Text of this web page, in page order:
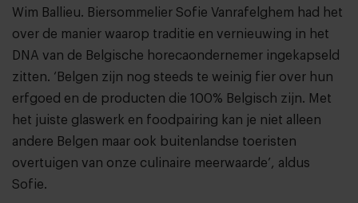
Wim Ballieu. Biersommelier Sofie Vanrafelghem had het
over de manier waarop traditie en vernieuwing in het
DNA van de Belgische horecaondernemer ingekapseld
zitten. ‘Belgen zijn nog steeds te weinig fier over hun
erfgoed en de producten die 100% Belgisch zijn. Met
het juiste glaswerk en foodpairing kan je niet alleen
andere Belgen maar ook buitenlandse toeristen
overtuigen van onze culinaire meerwaarde’, aldus
Sofie.